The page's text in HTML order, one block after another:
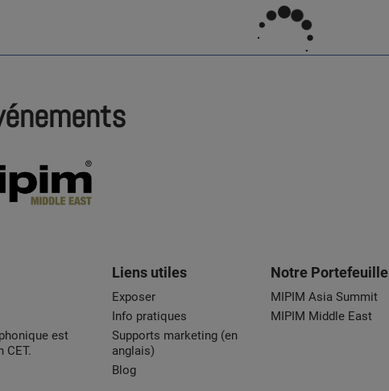
est
CET.
Liens utiles
Exposer
Info pratiques
Supports marketing (en
anglais)
Blog
Notre Portefeuille
MIPIM Asia Summit
MIPIM Middle East